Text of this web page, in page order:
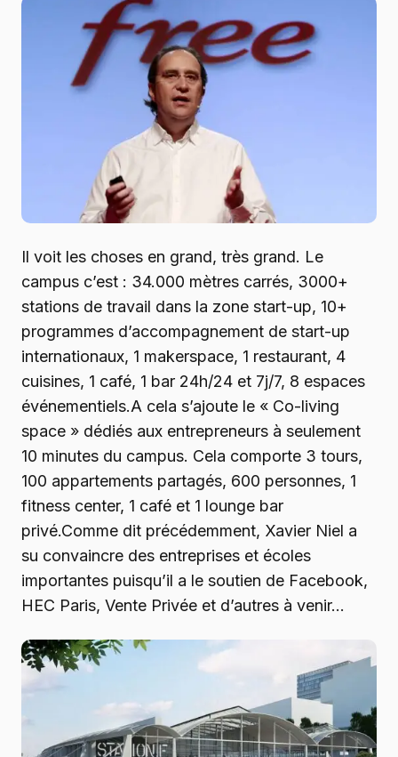
Il voit les choses en grand, très grand. Le
campus c’est : 34.000 mètres carrés, 3000+
stations de travail dans la zone start-up, 10+
programmes d’accompagnement de start-up
internationaux, 1 makerspace, 1 restaurant, 4
cuisines, 1 café, 1 bar 24h/24 et 7j/7, 8 espaces
événementiels.A cela s’ajoute le « Co-living
space » dédiés aux entrepreneurs à seulement
10 minutes du campus. Cela comporte 3 tours,
100 appartements partagés, 600 personnes, 1
fitness center, ​​1 café et 1 lounge bar
privé.Comme dit précédemment, Xavier Niel a
su convaincre des entreprises et écoles
importantes puisqu’il a le soutien de Facebook,
HEC Paris, Vente Privée et d’autres à venir…